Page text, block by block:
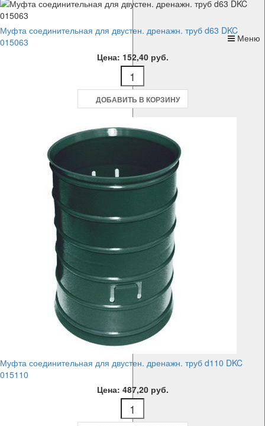
Меню
Муфта соединительная для двустен. дренажн. труб d63 DKC
015063
Цена: 152,40 руб.
ДОБАВИТЬ В КОРЗИНУ
Муфта соединительная для двустен. дренажн. труб d110 DKC
015110
Цена: 487,20 руб.